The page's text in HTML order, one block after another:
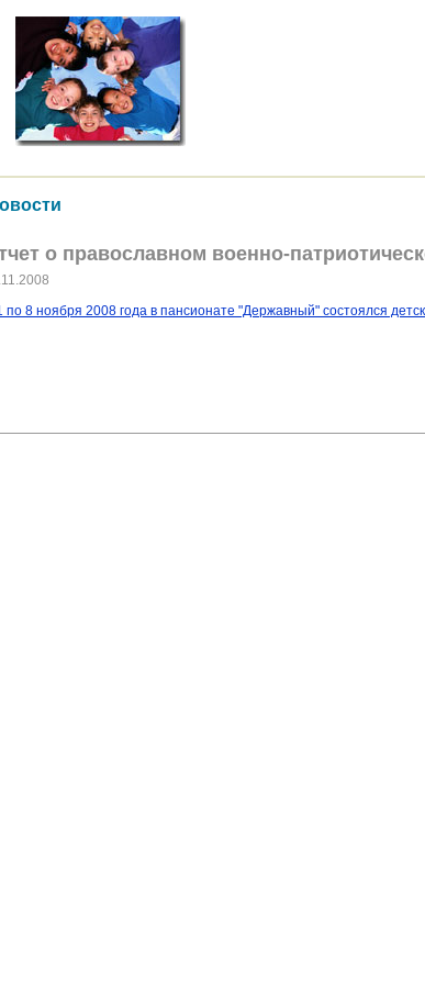
о православном военно-
по 8 ноября 2008 года в пансионате "Державный" состоялся